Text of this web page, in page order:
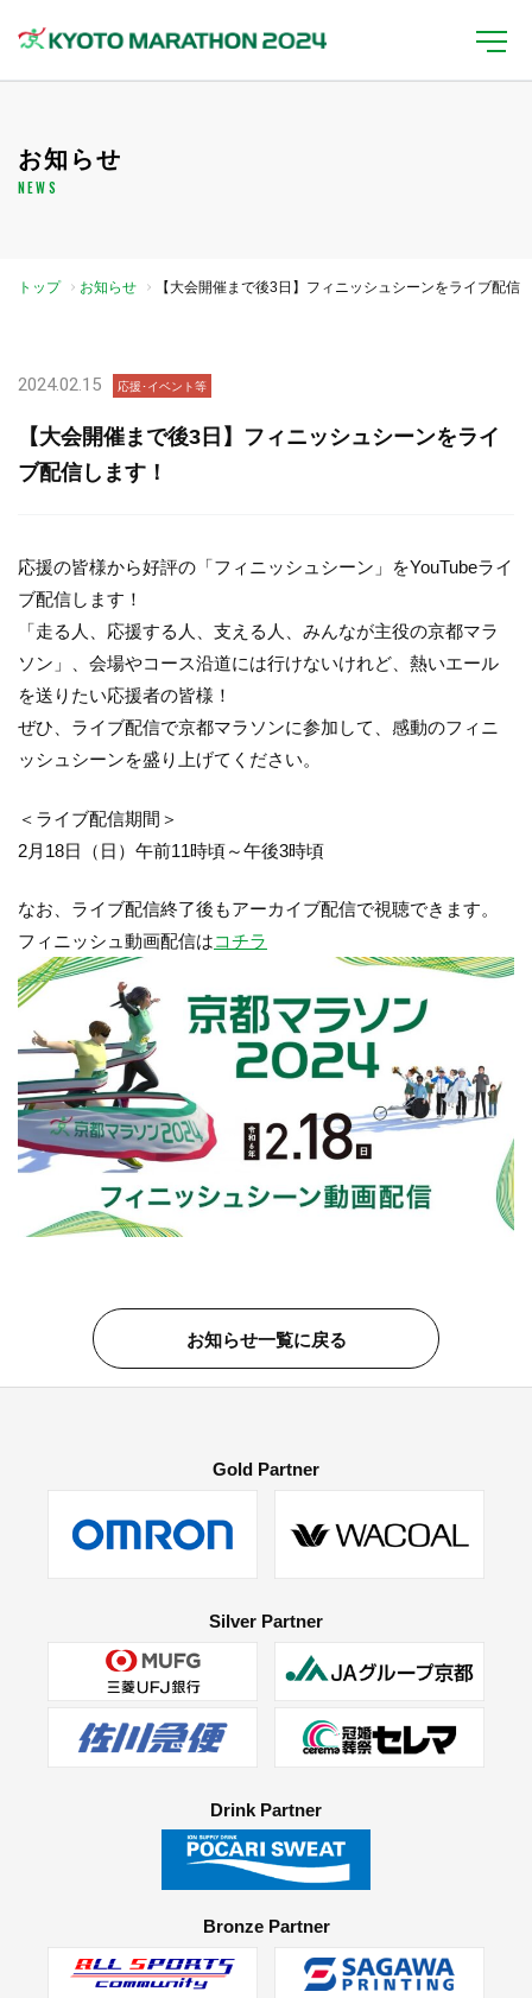
お知らせ
NEWS
トップ お知らせ
【大会開催まで後3日】フィニッシュシーンをライブ配信
2024.02.15 応援･イベント等
【大会開催まで後3日】フィニッシュシーンをライ
ブ配信します！
応援の皆様から好評の「フィニッシュシーン」をYouTubeライ
ブ配信します！
「走る人、応援する人、支える人、みんなが主役の京都マラ
ソン」、会場やコース沿道には行けないけれど、熱いエール
を送りたい応援者の皆様！
ぜひ、ライブ配信で京都マラソンに参加して、感動のフィニ
ッシュシーンを盛り上げてください。
＜ライブ配信期間＞
2月18日（日）午前11時頃～午後3時頃
なお、ライブ配信終了後もアーカイブ配信で視聴できます。
フィニッシュ動画配信はコチラ
お知らせ一覧に戻る
Gold Partner
Silver Partner
Drink Partner
Bronze Partner